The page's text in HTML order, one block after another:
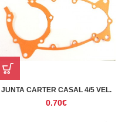
JUNTA CARTER CASAL 4/5 VEL.
0.70€